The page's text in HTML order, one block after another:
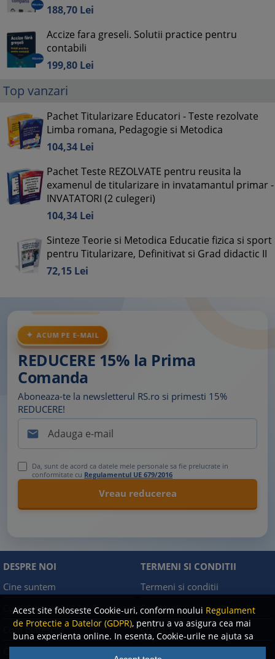
Acest site foloseste Cookie-uri, conform noului Regulament
de Protectie a Datelor (GDPR), pentru a va asigura cea mai
buna experienta online. In esenta, Cookie-urile ne ajuta sa
imbunatatim continutul de pe site, oferindu-va dvs.,
188,70 Lei
Accize fara greseli. Solutii practice pentru
contabili
199,80 Lei
Top vanzari
Pachet Titularizare Educatori - Teste rezolvate
Limba romana, Pedagogie si Metodica
104,34 Lei
Pachet Teste REZOLVATE pentru reusita la
examenul de titularizare in invatamantul primar -
INVATATORI (2 culegeri)
104,34 Lei
Sinteze Teorie si Metodica Educatie fizica si sport
pentru Titularizare, Definitivat si Grad didactic II
72,15 Lei
ACUM PE E-MAIL
REDUCERE 15% la Prima
Comanda
Aboneaza-te la newsletterul RS.ro si primesti 15%
REDUCERE!

Da, sunt de acord ca datele mele personale sa fie prelucrate in
conformitate cu Regulamentul UE 679/2016
DESPRE NOI
Cine suntem
Cum comand?
Cum platesc?
TERMENI SI CONDITII
Termeni si conditii
Facebook
Contact